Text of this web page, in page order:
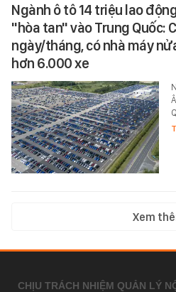
Ngành ô tô 14 triệu lao
"hòa tan" vào Trung Quốc:
ngày/tháng, có nhà máy
hơn 6.000 xe
Xem
CHỊU TRÁCH NHIỆM QUẢN LÝ